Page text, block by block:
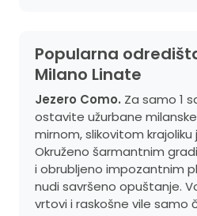
Popularna
Milano Linate
Jezero Como. Za samo 1
ostavite užurbane
mirnom, slikovitom
Okruženo šarmantnim
i obrubljeno impozantnim
nudi savršeno opuštanje.
vrtovi i raskošne vile samo